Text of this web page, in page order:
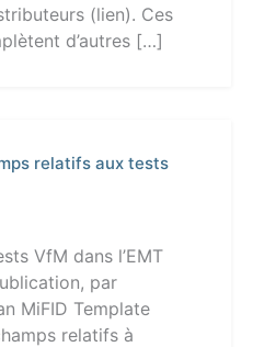
(lien). Ces
d’autres […]
relatifs aux tests
VfM dans l’EMT
par
MiFID Template
relatifs à